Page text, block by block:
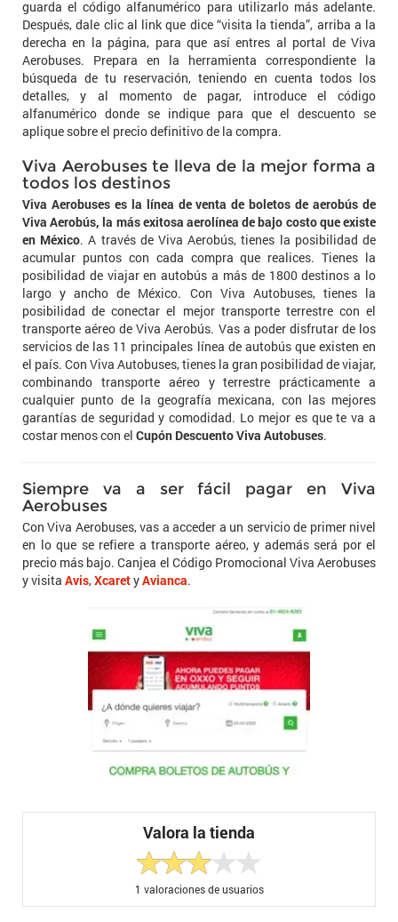
guarda el código alfanumérico para utilizarlo más adelante.
Después, dale clic al link que dice “visita la tienda”, arriba a la
derecha en la página, para que así entres al portal de Viva
Aerobuses. Prepara en la herramienta correspondiente la
búsqueda de tu reservación, teniendo en cuenta todos los
detalles, y al momento de pagar, introduce el código
alfanumérico donde se indique para que el descuento se
aplique sobre el precio definitivo de la compra.
Viva Aerobuses te lleva de la mejor forma a
todos los destinos
Viva Aerobuses es la línea de venta de boletos de aerobús de
Viva Aerobús, la más exitosa aerolínea de bajo costo que existe
en México. A través de Viva Aerobús, tienes la posibilidad de
acumular puntos con cada compra que realices. Tienes la
posibilidad de viajar en autobús a más de 1800 destinos a lo
largo y ancho de México. Con Viva Autobuses, tienes la
posibilidad de conectar el mejor transporte terrestre con el
transporte aéreo de Viva Aerobús. Vas a poder disfrutar de los
servicios de las 11 principales línea de autobús que existen en
el país. Con Viva Autobuses, tienes la gran posibilidad de viajar,
combinando transporte aéreo y terrestre prácticamente a
cualquier punto de la geografía mexicana, con las mejores
garantías de seguridad y comodidad. Lo mejor es que te va a
costar menos con el Cupón Descuento Viva Autobuses.
Siempre va a ser fácil pagar en Viva
Aerobuses
Con Viva Aerobuses, vas a acceder a un servicio de primer nivel
en lo que se refiere a transporte aéreo, y además será por el
precio más bajo. Canjea el Código Promocional Viva Aerobuses
y visita Avis,XcaretyAvianca.
Valora la tienda
1 valoraciones de usuarios